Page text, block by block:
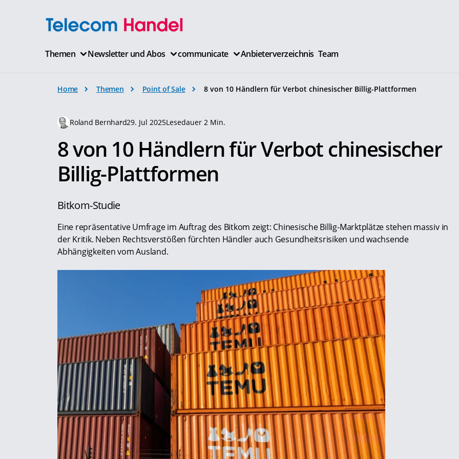
Themen Newsletter und Abos communicate Anbieterverzeichnis Team
Home Themen Point of Sale 8 von 10 Händlern für Verbot chinesischer Billig-Plattformen
Roland Bernhard29. Jul 2025Lesedauer 2 Min.
8 von 10 Händlern für Verbot chinesischer
Billig-Plattformen
Bitkom-Studie
Eine repräsentative Umfrage im Auftrag des Bitkom zeigt: Chinesische Billig-Marktplätze stehen massiv in
der Kritik. Neben Rechtsverstößen fürchten Händler auch Gesundheitsrisiken und wachsende
Abhängigkeiten vom Ausland.